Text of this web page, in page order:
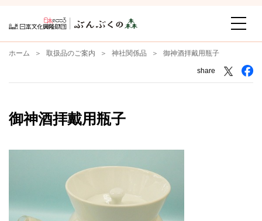
ホーム 取扱品のご案内 神社関係品 御神酒拝戴用瓶子
share
御神酒拝戴用瓶子